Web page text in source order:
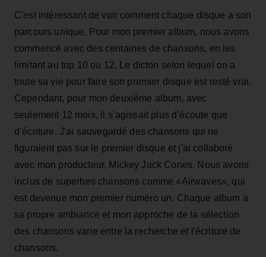
C'est intéressant de voir comment chaque disque a son
parcours unique. Pour mon premier album, nous avons
commencé avec des centaines de chansons, en les
limitant au top 10 ou 12. Le dicton selon lequel on a
toute sa vie pour faire son premier disque est resté vrai.
Cependant, pour mon deuxième album, avec
seulement 12 mois, il s’agissait plus d’écoute que
d’écriture. J'ai sauvegardé des chansons qui ne
figuraient pas sur le premier disque et j'ai collaboré
avec mon producteur, Mickey Jack Cones. Nous avons
inclus de superbes chansons comme «Airwaves», qui
est devenue mon premier numéro un. Chaque album a
sa propre ambiance et mon approche de la sélection
des chansons varie entre la recherche et l'écriture de
chansons.